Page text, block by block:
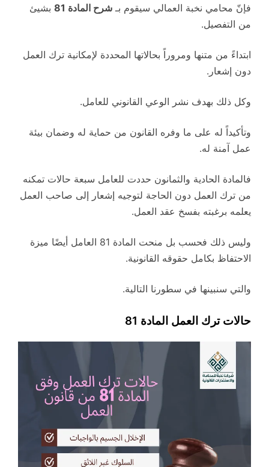
فإنّ محامي نخبة العمالي سيقوم بـ شرح المادة 81
بشيئ
من التفصيل.
ابتداءً من متنها ومروراً بحالاتها المحددة لإمكانية ترك العمل
دون إشعار.
وكل ذلك بهدف نشر الوعي القانوني للعامل.
وتأكيداً له على ما وفره القانون من حماية له وضمان بيئة
عمل آمنة له.
فالمادة الحادية والثمانون حددت للعامل سبعة حالات تمكنه
من ترك العمل دون الحاجة لتوجيه إشعار إلى صاحب العمل
يعلمه برغبته بفسخ عقد العمل.
وليس ذلك فحسب بل منحت المادة 81 العامل أيضًا ميزة
الاحتفاظ بكامل حقوقه القانونية.
والتي سنبينها في سطورنا التالية.
حالات ترك العمل المادة 81